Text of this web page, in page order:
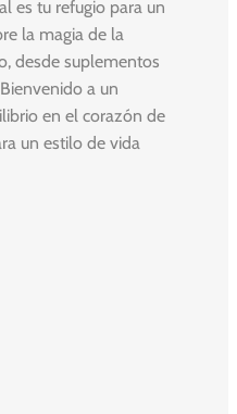
es tu refugio para un
la magia de la
desde suplementos
a un
en el corazón de
un estilo de vida